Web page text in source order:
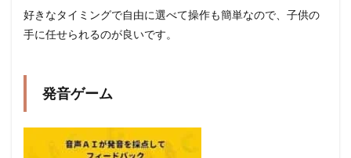
好きなタイミングで自由に選べて操作も簡単なので、子供の
手に任せられるのが良いです。
発音ゲーム